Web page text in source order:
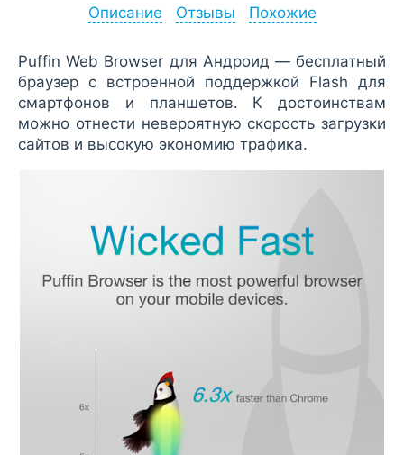
Описание Отзывы Похожие
Puffin Web Browser для Андроид — бесплатный
браузер с встроенной поддержкой Flash для
смартфонов и планшетов. К достоинствам
можно отнести невероятную скорость загрузки
сайтов и высокую экономию трафика.